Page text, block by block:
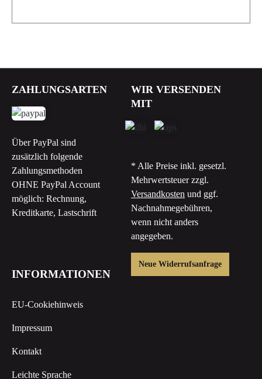
ZAHLUNGSARTEN
Über PayPal sind
zusätzlich folgende
Zahlungsmethoden
OHNE PayPal Account
möglich: Rechnung,
Kreditkarte, Lastschrift
WIR VERSENDEN
MIT
* Alle Preise inkl. gesetzl.
Mehrwertsteuer zzgl.
Versandkosten und ggf.
Nachnahmegebühren,
wenn nicht anders
angegeben.
Neue Widerrufsanfrage
INFORMATIONEN
EU-Cookiehinweis
Impressum
Kontakt
Leichte Sprache